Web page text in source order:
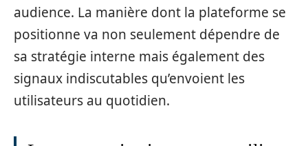
audience. La manière dont la plateforme se
positionne va non seulement dépendre de
sa stratégie interne mais également des
signaux indiscutables qu’envoient les
utilisateurs au quotidien.